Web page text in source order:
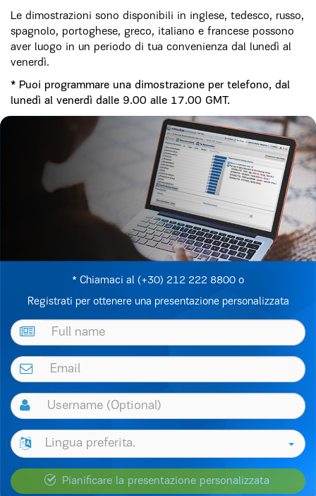
Le dimostrazioni sono disponibili in inglese, tedesco, russo,
spagnolo, portoghese, greco, italiano e francese possono
aver luogo in un periodo di tua convenienza dal lunedì al
venerdì.
* Puoi programmare una dimostrazione per telefono, dal
lunedì al venerdì dalle 9.00 alle 17.00 GMT.
* Chiamaci al (+30) 212 222 8800 o
Registrati per ottenere una presentazione personalizzata
Lingua preferita.
Pianificare la presentazione personalizzata